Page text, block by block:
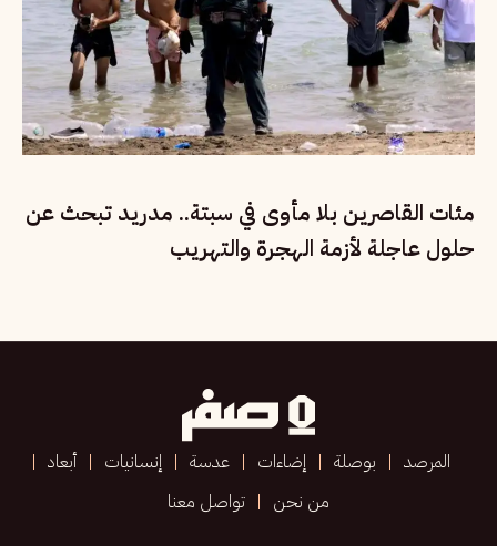
مئات القاصرين بلا مأوى في سبتة.. مدريد تبحث عن
حلول عاجلة لأزمة الهجرة والتهريب
المرصد بوصلة إضاءات عدسة إنسانيات
أبعاد
من نحن
تواصل معنا